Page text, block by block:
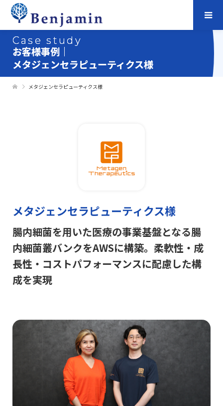
Case study
お客様事例｜
メタジェンセラピューティクス様
メタジェンセラピューティクス様
メタジェンセラピューティクス様
腸内細菌を用いた医療の事業基盤となる腸
内細菌叢バンクをAWSに構築。柔軟性・成
長性・コストパフォーマンスに配慮した構
成を実現